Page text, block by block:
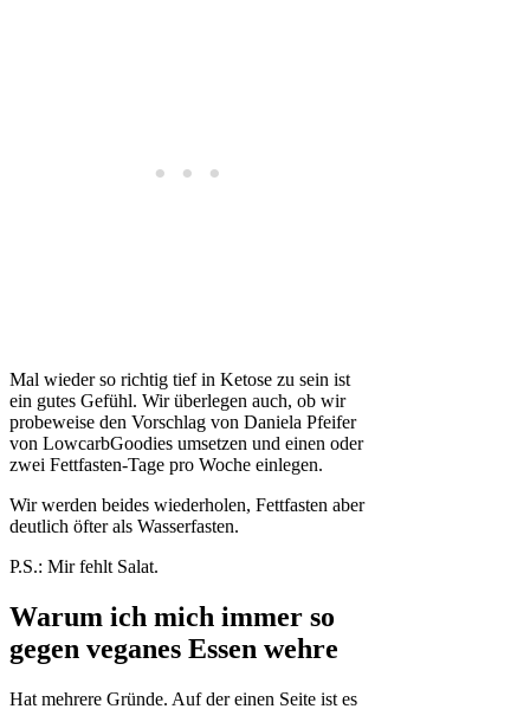
Mal wieder so richtig tief in Ketose zu sein ist
ein gutes Gefühl. Wir überlegen auch, ob wir
probeweise den Vorschlag von Daniela Pfeifer
von LowcarbGoodies umsetzen und einen oder
zwei Fettfasten-Tage pro Woche einlegen.
Wir werden beides wiederholen, Fettfasten aber
deutlich öfter als Wasserfasten.
P.S.: Mir fehlt Salat.
Warum ich mich immer so
gegen veganes Essen wehre
Hat mehrere Gründe. Auf der einen Seite ist es